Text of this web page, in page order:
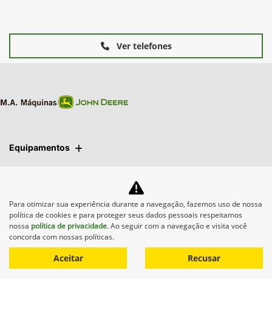
Ver telefones
Equipamentos
Política de privacidade
M.A. Máquinas
CNPJ: 01.092.817/0005-23
Para otimizar sua experiência durante a navegação, fazemos uso de nossa
política de cookies e para proteger seus dados pessoais respeitamos
nossa política de privacidade. Ao seguir com a navegação e visita você
concorda com nossas políticas.
Aceitar Recusar